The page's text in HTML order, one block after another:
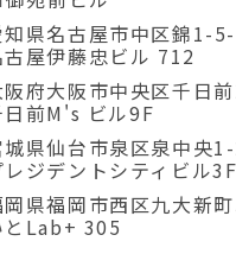
知県名古屋市中区錦1-
古屋伊藤忠ビル 712
阪府大阪市中央区千日
日前M's ビル9F
城県仙台市泉区泉中央
レジデントシティビル3F
岡県福岡市西区九大新
とLab+ 305